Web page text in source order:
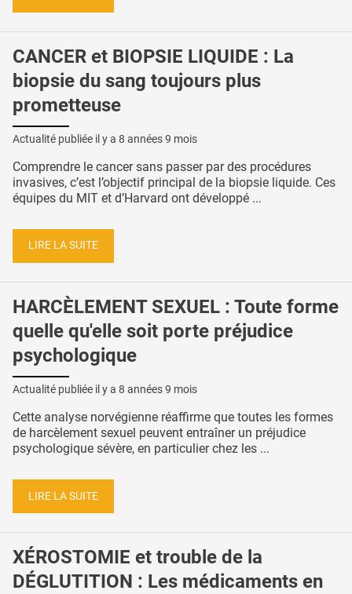
CANCER et BIOPSIE LIQUIDE : La
biopsie du sang toujours plus
prometteuse
Actualité publiée il y a 8 années 9 mois
Comprendre le cancer sans passer par des procédures
invasives, c’est l’objectif principal de la biopsie liquide. Ces
équipes du MIT et d’Harvard ont développé ...
LIRE LA SUITE
HARCÈLEMENT SEXUEL : Toute forme
quelle qu'elle soit porte préjudice
psychologique
Actualité publiée il y a 8 années 9 mois
Cette analyse norvégienne réaffirme que toutes les formes
de harcèlement sexuel peuvent entraîner un préjudice
psychologique sévère, en particulier chez les ...
LIRE LA SUITE
XÉROSTOMIE et trouble de la
DÉGLUTITION : Les médicaments en